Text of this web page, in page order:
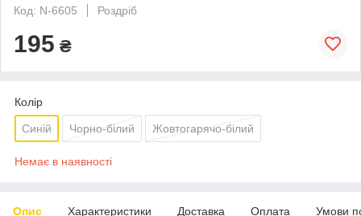
Код: N-6605
Роздріб
195 ₴
Колір
Синій Чорно-білий Жовтогарячо-білий
Немає в наявності
Опис Характеристики Доставка Оплата Умови